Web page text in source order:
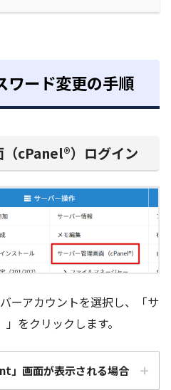
ワード変更の手順
（cPanel®）ログイン
ーアカウントを選択し、「サ
をクリックします。
」画面が表示される場合